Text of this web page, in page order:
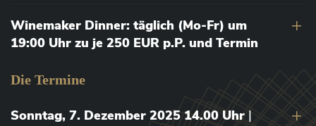
Winemaker Dinner: täglich (Mo-Fr) um
19:00 Uhr zu je 250 EUR p.P. und Termin
Die Termine
Sonntag, 7. Dezember 2025 14.00 Uhr |